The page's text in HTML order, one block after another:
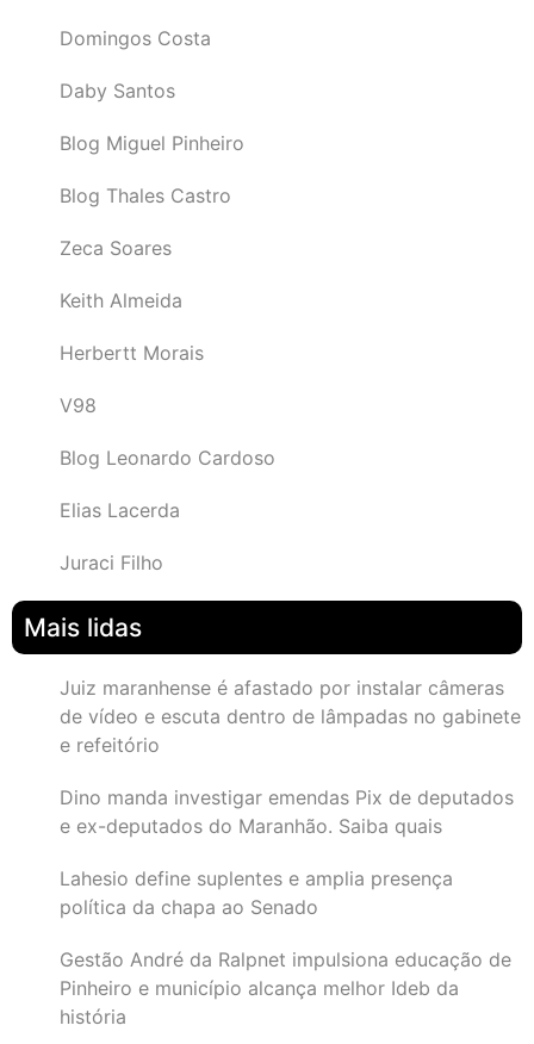
Domingos Costa
Daby Santos
Blog Miguel Pinheiro
Blog Thales Castro
Zeca Soares
Keith Almeida
Herbertt Morais
V98
Blog Leonardo Cardoso
Elias Lacerda
Juraci Filho
Mais lidas
Juiz maranhense é afastado por instalar câmeras
de vídeo e escuta dentro de lâmpadas no gabinete
e refeitório
Dino manda investigar emendas Pix de deputados
e ex-deputados do Maranhão. Saiba quais
Lahesio define suplentes e amplia presença
política da chapa ao Senado
Gestão André da Ralpnet impulsiona educação de
Pinheiro e município alcança melhor Ideb da
história